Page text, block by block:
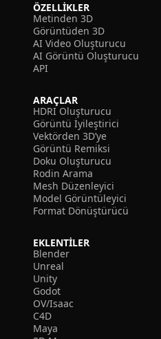
ÖZELLIKLER
Metinden 3D
Görüntüden 3D
AI Video Oluşturucu
AI Görüntü Oluşturucu
API
ARAÇLAR
HDRI Oluşturucu
Görüntü İyileştirici
Vektörden 3D’ye
Görüntü Remiksi
Doku Oluşturucu
Rodin Arama
Mesh Düzenleyici
Model Görüntüleyici
Format Dönüştürücü
EKLENTILER
Blender
Unreal
Unity
Godot
OV/Isaac
C4D
Maya